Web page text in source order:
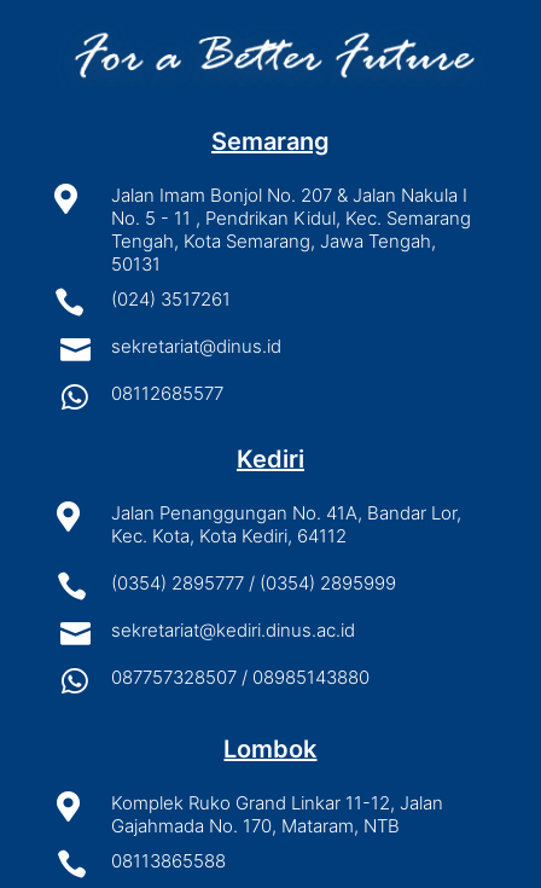
Semarang

Jalan Imam Bonjol No. 207 & Jalan Nakula I
No. 5 - 11 , Pendrikan Kidul, Kec. Semarang
Tengah, Kota Semarang, Jawa Tengah,
50131
 (024) 3517261
 sekretariat@dinus.id
 08112685577
Kediri

Jalan Penanggungan No. 41A, Bandar Lor,
Kec. Kota, Kota Kediri, 64112
 (0354) 2895777 / (0354) 2895999
 sekretariat@kediri.dinus.ac.id
 087757328507 / 08985143880
Lombok

Komplek Ruko Grand Linkar 11-12, Jalan
Gajahmada No. 170, Mataram, NTB
 08113865588